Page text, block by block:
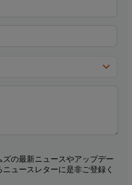
ズの最新ニュースやアップデー
ニュースレターに是非ご登録く